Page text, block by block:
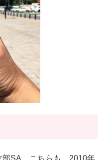
SA。こちらも、2010年